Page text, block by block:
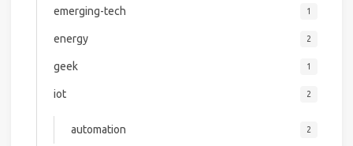
emerging-tech 1
energy 2
geek 1
iot 2
automation 2